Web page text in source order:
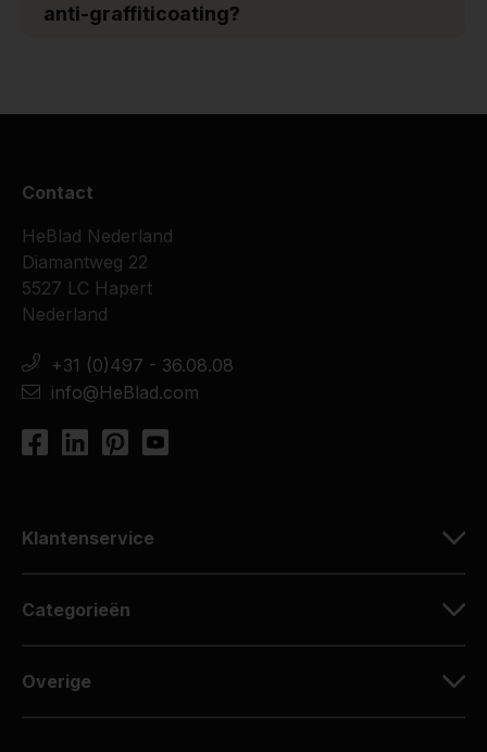
anti-graffiticoating?
Contact
HeBlad Nederland
Diamantweg 22
5527 LC Hapert
Nederland
+31 (0)497 - 36.08.08
info@HeBlad.com
Klantenservice
Categorieën
Overige